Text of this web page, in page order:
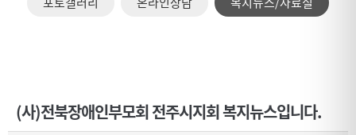
(사)전북장애인부모회 전주시지회 복지뉴스입니다.